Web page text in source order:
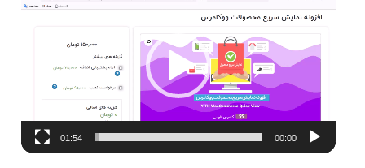
ویدیو
00:00
01:54